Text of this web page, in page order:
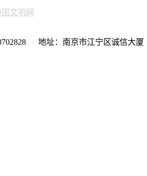
国文明网
地址：南京市江宁区诚信大厦